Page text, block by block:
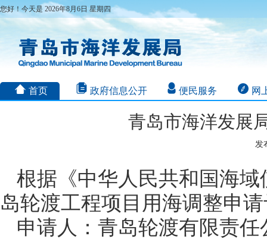
您好！今天是 2026年8月6日 星期四
首页 政府信息公开 便民服务 网
青岛市海洋发展
发
根据《中华人民共和国海
岛轮渡工程项目用海调整申
申请人：青岛轮渡有限责任